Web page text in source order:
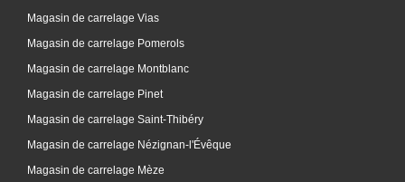
Magasin de carrelage Vias
Magasin de carrelage Pomerols
Magasin de carrelage Montblanc
Magasin de carrelage Pinet
Magasin de carrelage Saint-Thibéry
Magasin de carrelage Nézignan-l'Évêque
Magasin de carrelage Mèze